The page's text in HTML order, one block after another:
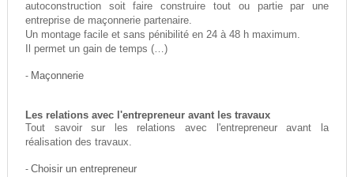
autoconstruction soit faire construire tout ou partie par une
entreprise de maçonnerie partenaire.
Un montage facile et sans pénibilité en 24 à 48 h maximum.
Il permet un gain de temps (…)
- Maçonnerie
Les relations avec l'entrepreneur avant les travaux
Tout savoir sur les relations avec l'entrepreneur avant la
réalisation des travaux.
- Choisir un entrepreneur